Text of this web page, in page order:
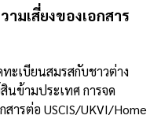
มเสี่ยงของเอกสาร
ทะเบียนสมรสกับชาวต่าง
นข้ามประเทศ การจด
ารต่อ USCIS/UKVI/Home